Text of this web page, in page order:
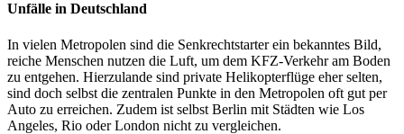
Unfälle in Deutschland
In vielen Metropolen sind die Senkrechtstarter ein bekanntes Bild,
reiche Menschen nutzen die Luft, um dem KFZ-Verkehr am Boden
zu entgehen. Hierzulande sind private Helikopterflüge eher selten,
sind doch selbst die zentralen Punkte in den Metropolen oft gut per
Auto zu erreichen. Zudem ist selbst Berlin mit Städten wie Los
Angeles, Rio oder London nicht zu vergleichen.